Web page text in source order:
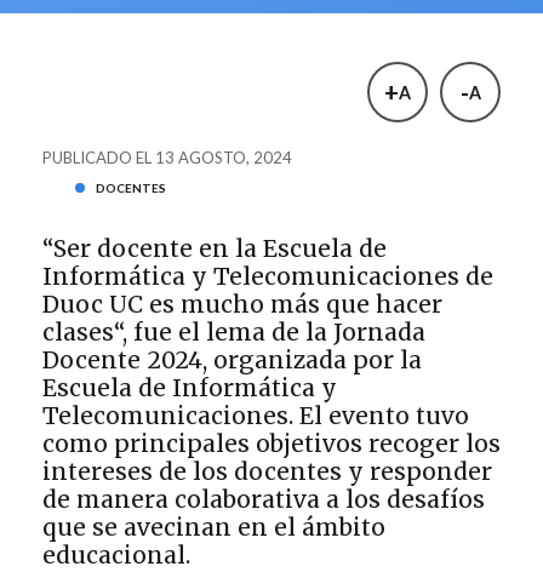
+A -A
PUBLICADO EL 13 AGOSTO, 2024
DOCENTES
“Ser docente en la Escuela de
Informática y Telecomunicaciones de
Duoc UC es mucho más que hacer
clases“, fue el lema de la Jornada
Docente 2024, organizada por la
Escuela de Informática y
Telecomunicaciones. El evento tuvo
como principales objetivos recoger los
intereses de los docentes y responder
de manera colaborativa a los desafíos
que se avecinan en el ámbito
educacional.